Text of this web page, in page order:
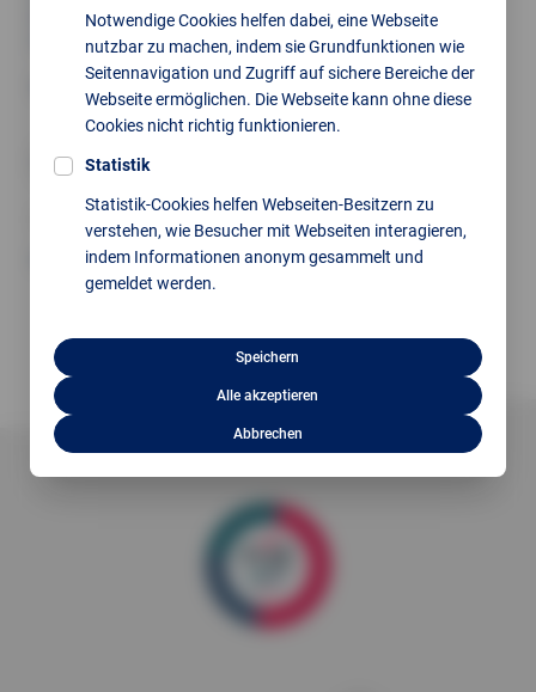
Ebenso danken wir den zahlreichen Besuchern für tolles
Feedback und viele konstruktive Gespräche.
Wir freuen uns auf viele spannende Projekte!
zurück
Nächster Artikel
Keine weiteren Einträge vorhanden
Notwendige Cookies helfen dabei, eine Webseite
nutzbar zu machen, indem sie Grundfunktionen wie
Seitennavigation und Zugriff auf sichere Bereiche der
Webseite ermöglichen. Die Webseite kann ohne diese
Cookies nicht richtig funktionieren.
Statistik
Statistik-Cookies helfen Webseiten-Besitzern zu
verstehen, wie Besucher mit Webseiten interagieren,
indem Informationen anonym gesammelt und
gemeldet werden.
Speichern
Alle akzeptieren
Abbrechen